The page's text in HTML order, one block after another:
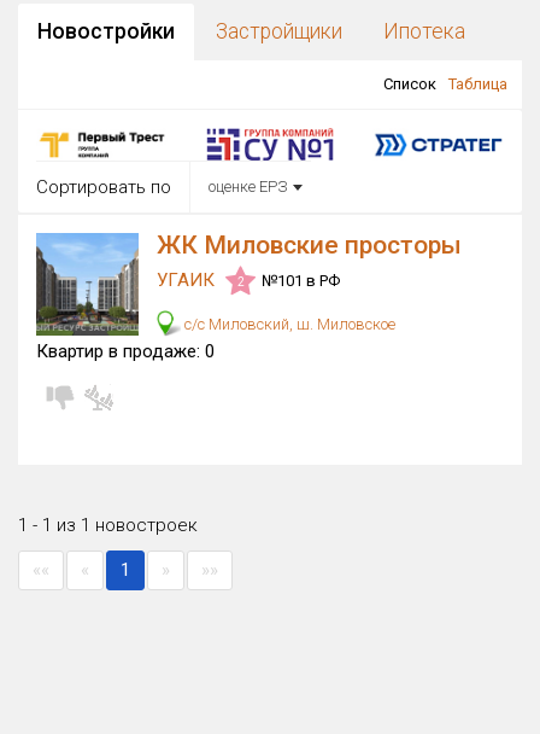
Округ
Все
Все
Цена
от до
от
Вид объекта
Кол-во комнат
Новостройки Застройщики Ипотека
Список Таблица
Сортировать по оценке ЕРЗ
ЖК Миловские просторы
УГАИК 2 №101 в РФ
с/с Миловский, ш. Миловское
Квартир в продаже: 0
1 - 1 из 1 новостроек
«« « 1 » »»